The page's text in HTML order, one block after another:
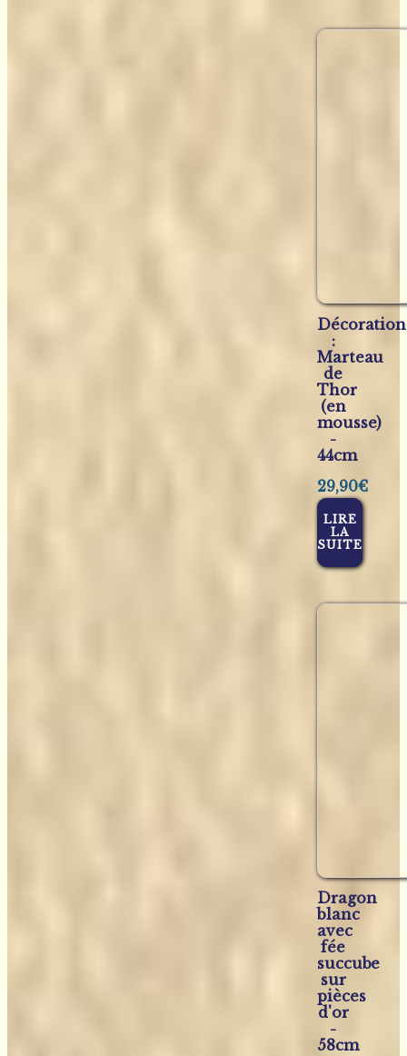
Décoration
:
Marteau
de
Thor
(en
mousse)
-
44cm
29,90€
LIRE
LA
SUITE
Dragon
blanc
avec
fée
succube
sur
pièces
d'or
-
58cm